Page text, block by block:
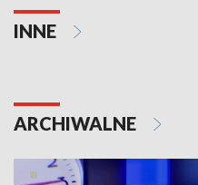
INNE
ARCHIWALNE